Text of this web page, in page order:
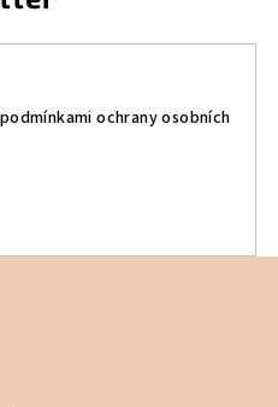
í
k
i
podmínkami ochrany osobních